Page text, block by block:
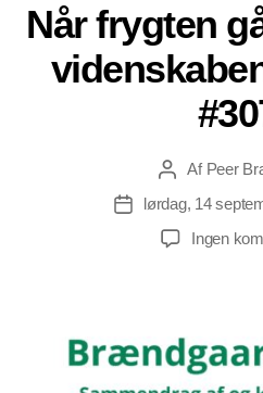
Når frygten
Af Peer
Indlægsdato
lørdag, 14
Ingen